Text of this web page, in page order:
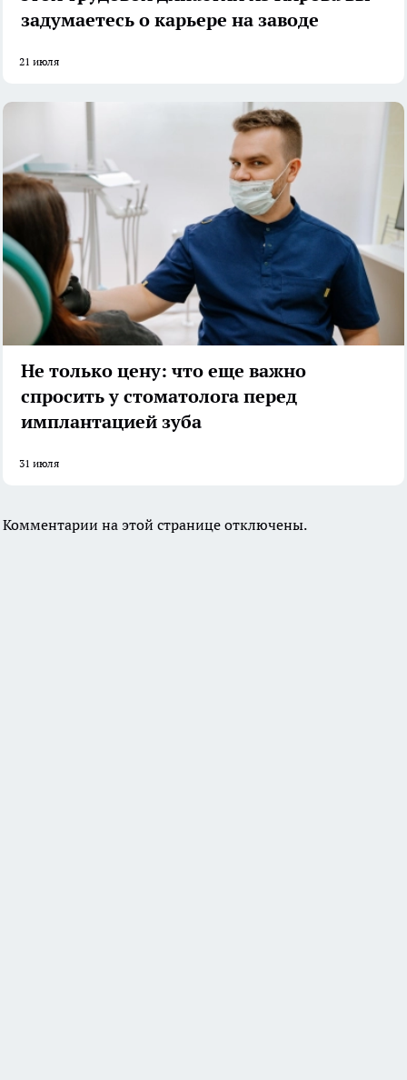
задумаетесь о карьере на заводе
21 июля
Не только цену: что еще важно
спросить у стоматолога перед
имплантацией зуба
31 июля
Комментарии на этой странице отключены.